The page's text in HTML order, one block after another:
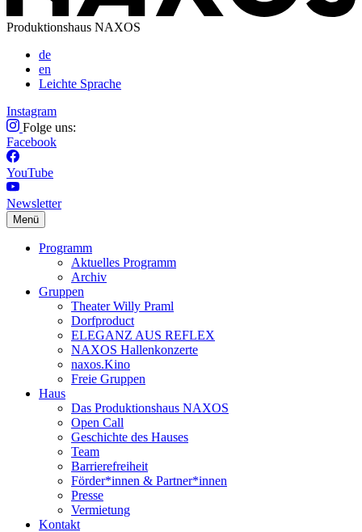
Produktionshaus NAXOS
de
en
Leichte Sprache
Instagram
Folge uns:
Facebook
YouTube
Newsletter
Menü
Programm
Aktuelles Programm
Archiv
Gruppen
Theater Willy Praml
Dorfproduct
ELEGANZ AUS REFLEX
NAXOS Hallenkonzerte
naxos.Kino
Freie Gruppen
Haus
Das Produktionshaus NAXOS
Open Call
Geschichte des Hauses
Team
Barrierefreiheit
Förder*innen & Partner*innen
Presse
Vermietung
Kontakt